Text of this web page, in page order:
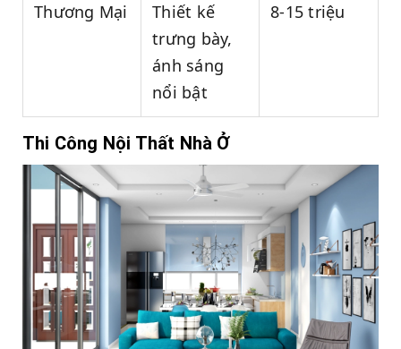
Thương Mại
Thiết kế
trưng bày,
ánh sáng
nổi bật
8-15 triệu
Thi Công Nội Thất Nhà Ở